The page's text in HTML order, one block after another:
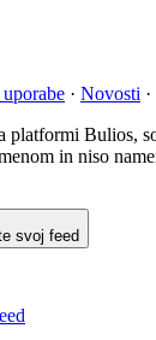
· Novosti ·
platformi Bulios,
in niso
svoj feed